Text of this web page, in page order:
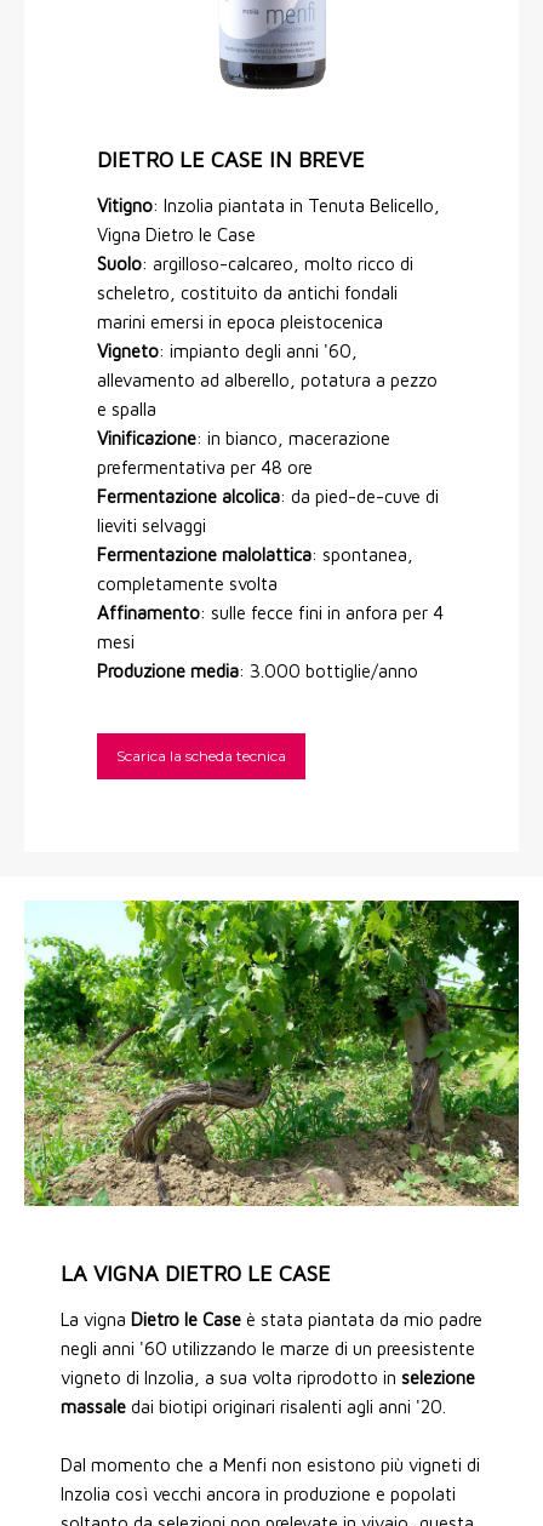
DIETRO LE CASE IN BREVE
Vitigno: Inzolia piantata in Tenuta Belicello,
Vigna Dietro le Case
Suolo: argilloso-calcareo, molto ricco di
scheletro, costituito da antichi fondali
marini emersi in epoca pleistocenica
Vigneto: impianto degli anni '60,
allevamento ad alberello, potatura a pezzo
e spalla
Vinificazione: in bianco, macerazione
prefermentativa per 48 ore
Fermentazione alcolica: da pied-de-cuve di
lieviti selvaggi
Fermentazione malolattica: spontanea,
completamente svolta
Affinamento: sulle fecce fini in anfora per 4
mesi
Produzione media: 3.000 bottiglie/anno
Scarica la scheda tecnica
LA VIGNA DIETRO LE CASE
La vigna Dietro le Case è stata piantata da mio padre
negli anni '60 utilizzando le marze di un preesistente
vigneto di Inzolia, a sua volta riprodotto in selezione
massale dai biotipi originari risalenti agli anni '20.
Dal momento che a Menfi non esistono più vigneti di
Inzolia così vecchi ancora in produzione e popolati